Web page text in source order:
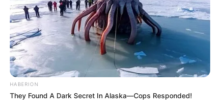
Pacar: –
Profesi: Penyanyi, Rapper, Penyanyi Lagu, Produser
Hobi: Travelling, Menyanyi, Fotografi, Menulis, Menari
Facebook:
Tesher Official
Twitter:@TesherMusic
Instagram:
HABERION
They Found A Dark Secret In Alaska—Cops Responded!